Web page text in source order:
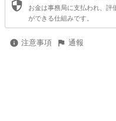
お金は事務局に支払われ、評
ができる仕組みです。
注意事項 通報